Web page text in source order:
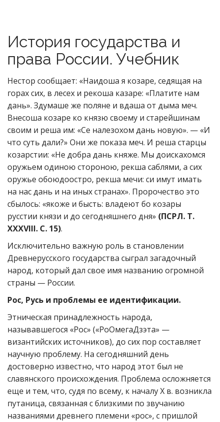
История государства и
права России. Учебник
Нестор сообщает: «Наидоша я козаре, седящая на
горах сих, в лесех и рекоша казаре: «Платите нам
дань». Здумаше же поляне и вдаша от дыма меч.
Внесоша козаре ко князю своему и старейшинам
своим и реша им: «Се налезохом дань новую». — «И
что суть дали?» Они же показа меч. И реша старцы
козарстии: «Не добра дань княже. Мы доискахомся
оружьем одиною стороною, рекша саблями, а сих
оружье обоюдоостро, рекша мечи: си имут имать
на нас дань и на иных странах». Пророчество это
сбылось: «якоже и бысть: владеют бо козары
русстии князи и до сегодняшнего дня» (ПСРЛ. Т.
XXXVIII. С. 15).
Исключительно важную роль в становлении
Древнерусского государства сыграл загадочный
народ, который дал свое имя названию огромной
страны — России.
Рос, Русь и проблемы ее идентификации.
Этническая принадлежность народа,
называвшегося «Рос» («РоОмегаДзэта» —
византийских источников), до сих пор составляет
научную проблему. На сегодняшний день
достоверно известно, что народ этот был не
славянского происхождения. Проблема осложняется
еще и тем, что, судя по всему, к началу X в. возникла
путаница, связанная с близкими по звучанию
названиями древнего племени «рос», с пришлой